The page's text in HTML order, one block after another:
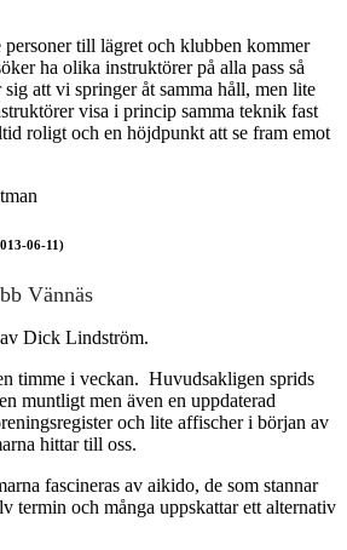
till lägret och klubben kommer
ha olika instruktörer på alla pass så
att vi springer åt samma håll, men lite
visa i princip samma teknik fast
roligt och en höjdpunkt att se fram emot
06-11)
Dick Lindström.
timme i veckan. Huvudsakligen sprids
muntligt men även en uppdaterad
och lite affischer i början av
hittar till oss.
fascineras av aikido, de som stannar
termin och många uppskattar ett alternativ